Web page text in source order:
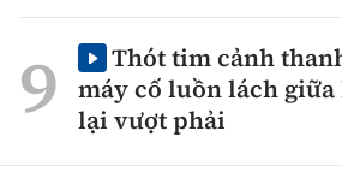
Thót tim cảnh
máy cố luồn lách
lại vượt phải